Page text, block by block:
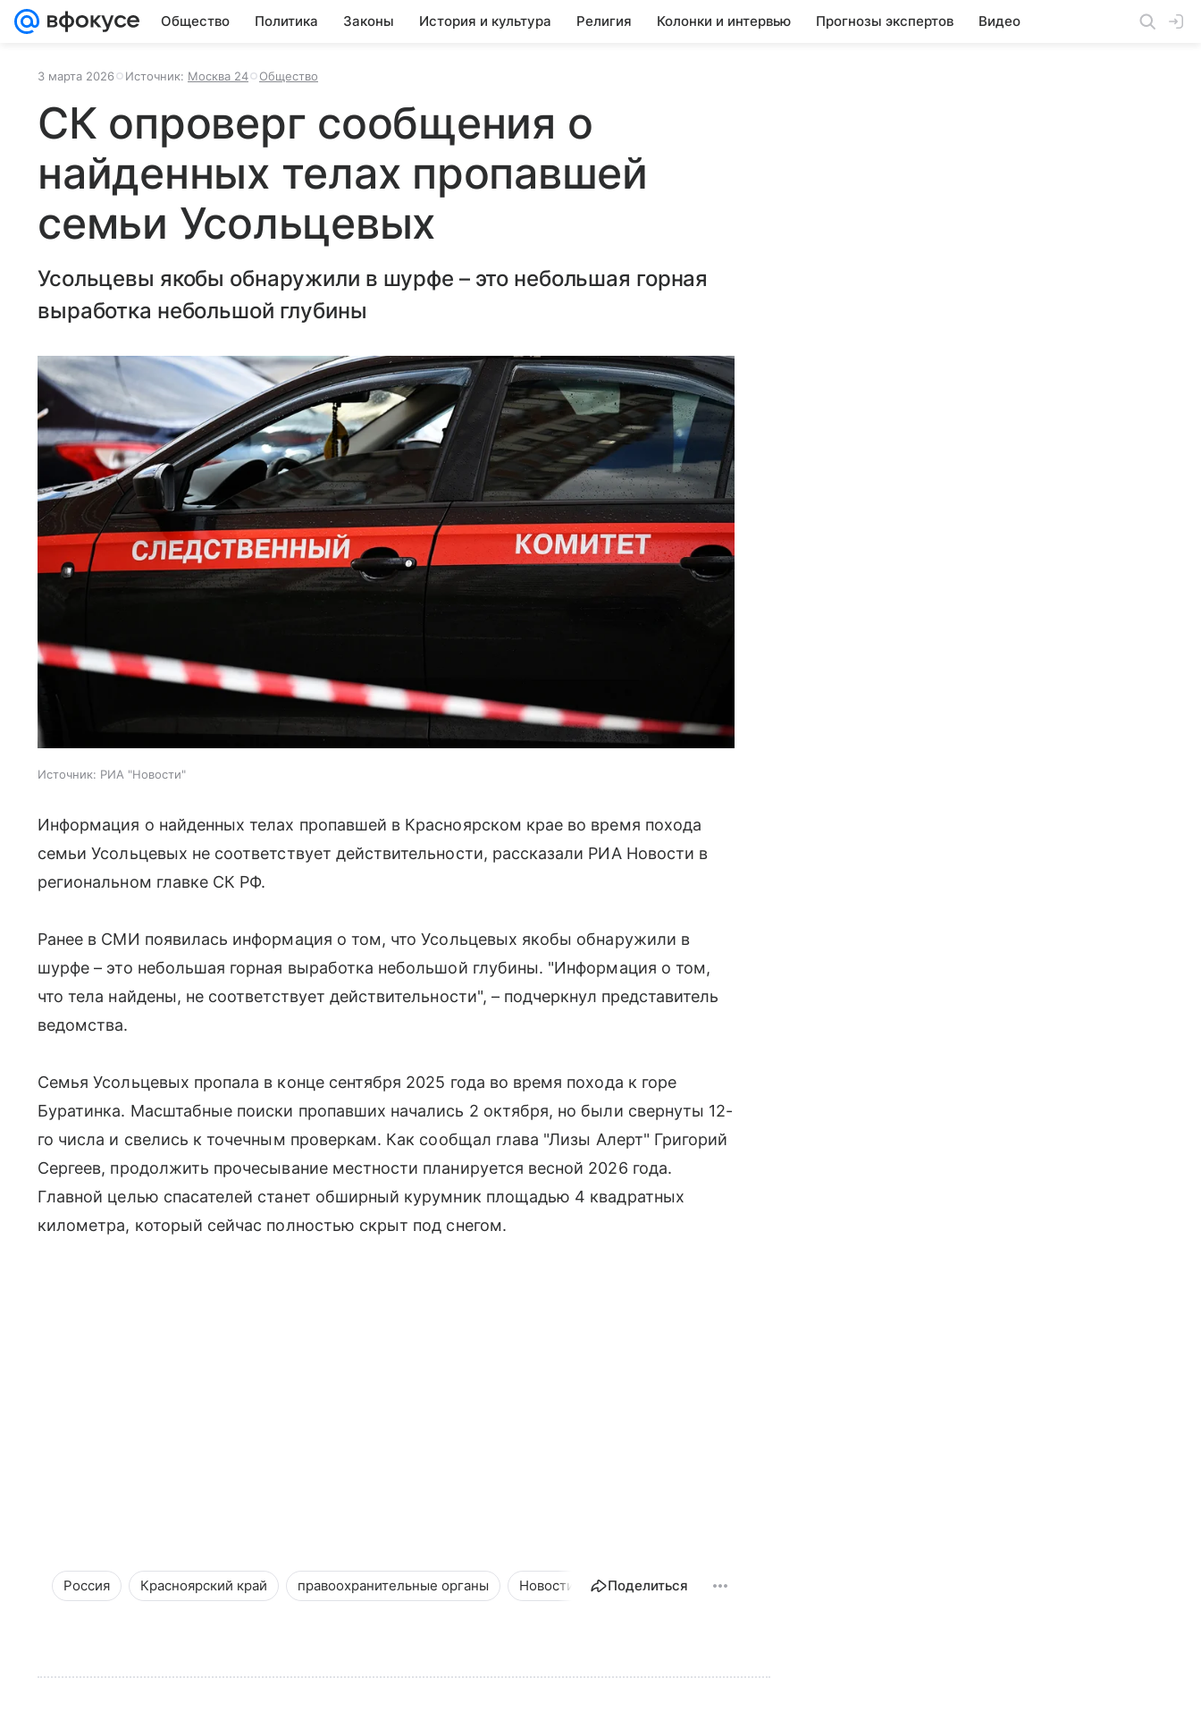
Общество Политика Законы История и культура Религия Колонки и интервью Прогнозы экспертов Видео
3 марта 2026 Источник: Москва 24 Общество
СК опроверг сообщения о
найденных телах пропавшей
семьи Усольцевых
Усольцевы якобы обнаружили в шурфе – это небольшая горная
выработка небольшой глубины
Источник: РИА "Новости"
Информация о найденных телах пропавшей в Красноярском крае во время похода
семьи Усольцевых не соответствует действительности, рассказали РИА Новости в
региональном главке СК РФ.
Ранее в СМИ появилась информация о том, что Усольцевых якобы обнаружили в
шурфе – это небольшая горная выработка небольшой глубины. "Информация о том,
что тела найдены, не соответствует действительности", – подчеркнул представитель
ведомства.
Семья Усольцевых пропала в конце сентября 2025 года во время похода к горе
Буратинка. Масштабные поиски пропавших начались 2 октября, но были свернуты 12-
го числа и свелись к точечным проверкам. Как сообщал глава "Лизы Алерт" Григорий
Сергеев, продолжить прочесывание местности планируется весной 2026 года.
Главной целью спасателей станет обширный курумник площадью 4 квадратных
километра, который сейчас полностью скрыт под снегом.
Россия Красноярский край правоохранительные органы Новости Общество
Поделиться